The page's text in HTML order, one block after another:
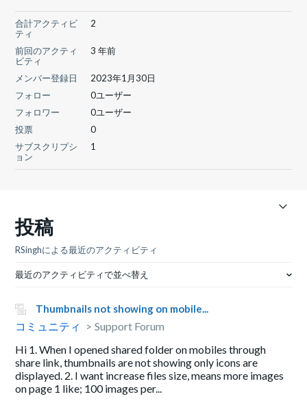
合計アクティビ
ティ
2
前回のアクティ
ビティ
3 年前
メンバー登録日
2023年1月30日
フォロー
0ユーザー
フォロワー
0ユーザー
投票
0
サブスクリプシ
ョン
1
投稿
RSinghによる最近のアクティビティ
最近のアクティビティで並べ替え
Thumbnails not showing on mobile...
コミュニティ
Support Forum
Hi 1. When I opened shared folder on mobiles through
share link, thumbnails are not showing only icons are
displayed. 2. I want increase files size, means more images
on page 1 like; 100 images per...